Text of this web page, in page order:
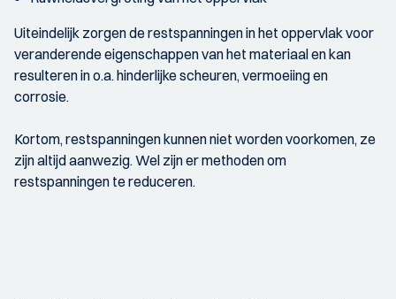
Uiteindelijk zorgen de restspanningen in het oppervlak voor
veranderende eigenschappen van het materiaal en kan
resulteren in o.a. hinderlijke scheuren, vermoeiing en
corrosie.
Kortom, restspanningen kunnen niet worden voorkomen, ze
zijn altijd aanwezig. Wel zijn er methoden om
restspanningen te reduceren.